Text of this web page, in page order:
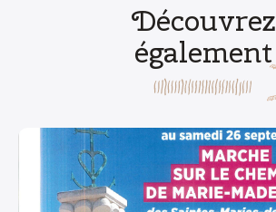
Découvrez
également